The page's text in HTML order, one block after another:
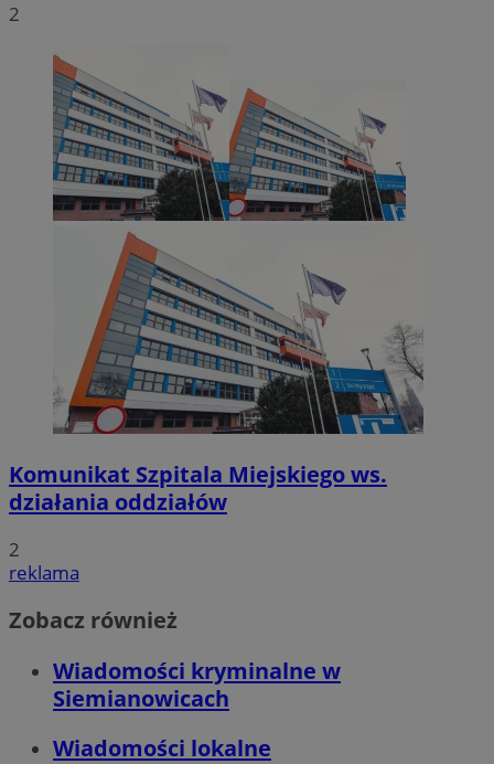
2
Komunikat Szpitala Miejskiego ws.
działania oddziałów
2
reklama
Zobacz również
Wiadomości kryminalne w
Siemianowicach
Wiadomości lokalne